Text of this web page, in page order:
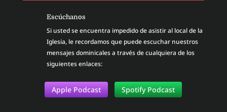
Escúchanos
Si usted se encuentra impedido de asistir al local de la
Iglesia, le recordamos que puede escuchar nuestros
mensajes dominicales a través de cualquiera de los
siguientes enlaces:
Apple Podcast Spotify Podcast